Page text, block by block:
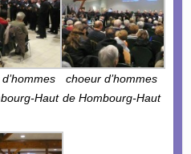
Haut
choeur d’hommes
de Hombourg-Haut